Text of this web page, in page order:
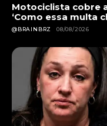
Motociclista cobre
‘Como essa multa
@BRAINBRZ 08/08/2026